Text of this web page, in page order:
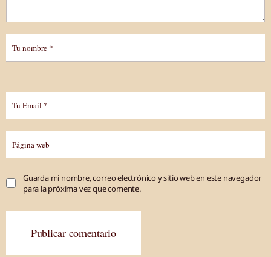
Guarda mi nombre, correo electrónico y sitio web en este navegador
para la próxima vez que comente.
Publicar comentario